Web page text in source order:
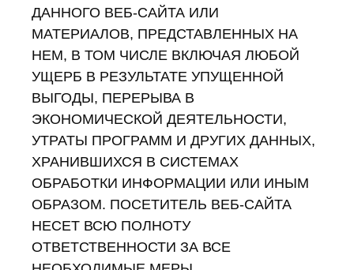
ДАННОГО ВЕБ-САЙТА ИЛИ
МАТЕРИАЛОВ, ПРЕДСТАВЛЕННЫХ НА
НЕМ, В ТОМ ЧИСЛЕ ВКЛЮЧАЯ ЛЮБОЙ
УЩЕРБ В РЕЗУЛЬТАТЕ УПУЩЕННОЙ
ВЫГОДЫ, ПЕРЕРЫВА В
ЭКОНОМИЧЕСКОЙ ДЕЯТЕЛЬНОСТИ,
УТРАТЫ ПРОГРАММ И ДРУГИХ ДАННЫХ,
ХРАНИВШИХСЯ В СИСТЕМАХ
ОБРАБОТКИ ИНФОРМАЦИИ ИЛИ ИНЫМ
ОБРАЗОМ. ПОСЕТИТЕЛЬ ВЕБ-САЙТА
НЕСЕТ ВСЮ ПОЛНОТУ
ОТВЕТСТВЕННОСТИ ЗА ВСЕ